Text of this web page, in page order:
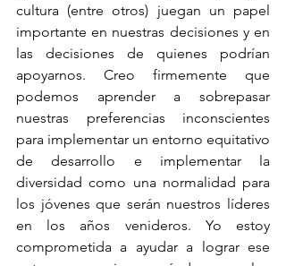
cultura (entre otros) juegan un papel
importante en nuestras decisiones y en
las decisiones de quienes podrían
apoyarnos. Creo firmemente que
podemos aprender a sobrepasar
nuestras preferencias inconscientes
para implementar un entorno equitativo
de desarrollo e implementar la
diversidad como una normalidad para
los jóvenes que serán nuestros líderes
en los años venideros. Yo estoy
comprometida a ayudar a lograr ese